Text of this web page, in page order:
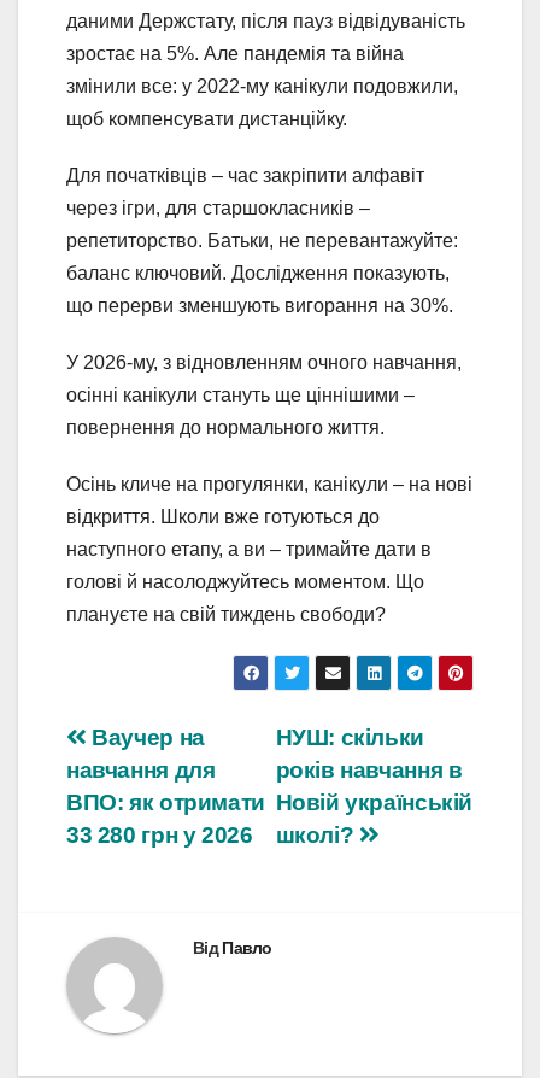
даними Держстату, після пауз відвідуваність
зростає на 5%. Але пандемія та війна
змінили все: у 2022-му канікули подовжили,
щоб компенсувати дистанційку.
Для початківців – час закріпити алфавіт
через ігри, для старшокласників –
репетиторство. Батьки, не перевантажуйте:
баланс ключовий. Дослідження показують,
що перерви зменшують вигорання на 30%.
У 2026-му, з відновленням очного навчання,
осінні канікули стануть ще ціннішими –
повернення до нормального життя.
Осінь кличе на прогулянки, канікули – на нові
відкриття. Школи вже готуються до
наступного етапу, а ви – тримайте дати в
голові й насолоджуйтесь моментом. Що
плануєте на свій тиждень свободи?
Навігація
записів
НУШ: скільки
років навчання в
Новій українській
школі?
Ваучер на
навчання для
ВПО: як отримати
33 280 грн у 2026
ВідПавло